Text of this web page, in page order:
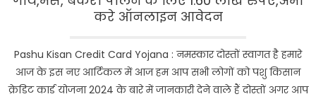
करे ऑनलाइन आवेदन
Pashu Kisan Credit Card Yojana : नमस्कार दोस्तों स्वागत है हमारे
आज के इस नए आर्टिकल में आज हम आप सभी लोगों को पशु किसान
क्रेडिट कार्ड योजना 2024 के बारे में जानकारी देने वाले हैं दोस्तों अगर आप